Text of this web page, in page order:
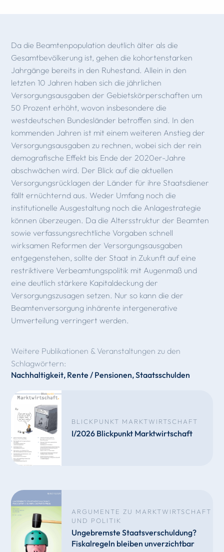
Da die Beamtenpopulation deutlich älter als die
Gesamtbevölkerung ist, gehen die kohortenstarken
Jahrgänge bereits in den Ruhestand. Allein in den
letzten 10 Jahren haben sich die jährlichen
Versorgungsausgaben der Gebietskörperschaften um
50 Prozent erhöht, wovon insbesondere die
westdeutschen Bundesländer betroffen sind. In den
kommenden Jahren ist mit einem weiteren Anstieg der
Versorgungsausgaben zu rechnen, wobei sich der rein
demografische Effekt bis Ende der 2020er-Jahre
abschwächen wird. Der Blick auf die aktuellen
Versorgungsrücklagen der Länder für ihre Staatsdiener
fällt ernüchternd aus. Weder Umfang noch die
institutionelle Ausgestaltung noch die Anlagestrategie
können überzeugen. Da die Altersstruktur der Beamten
sowie verfassungsrechtliche Vorgaben schnell
wirksamen Reformen der Versorgungsausgaben
entgegenstehen, sollte der Staat in Zukunft auf eine
restriktivere Verbeamtungspolitik mit Augenmaß und
eine deutlich stärkere Kapitaldeckung der
Versorgungszusagen setzen. Nur so kann die der
Beamtenversorgung inhärente intergenerative
Umverteilung verringert werden.
Weitere Publikationen & Veranstaltungen zu den
Schlagwörtern:
Nachhaltigkeit, Rente / Pensionen,Staatsschulden
BLICKPUNKT MARKTWIRTSCHAFT
I/2026 Blickpunkt Marktwirtschaft
ARGUMENTE ZU MARKTWIRTSCHAFT
UND POLITIK
Ungebremste Staatsverschuldung?
Fiskalregeln bleiben unverzichtbar